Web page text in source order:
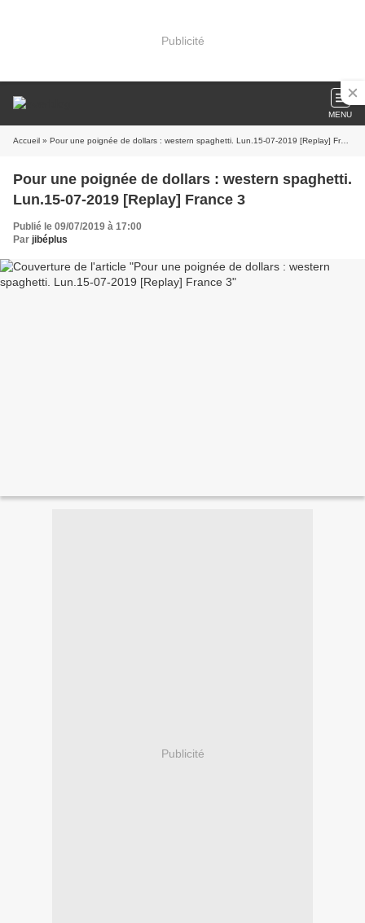
Publicité
MENU
Accueil » Pour une poignée de dollars : western spaghetti. Lun.15-07-2019 [Replay] France 3
Pour une poignée de dollars : western spaghetti.
Lun.15-07-2019 [Replay] France 3
Publié le 09/07/2019 à 17:00
Par jibéplus
Publicité